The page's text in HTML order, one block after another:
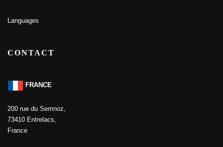
Languages
CONTACT
FRANCE
200 rue du Semnoz,
73410 Entrelacs,
France